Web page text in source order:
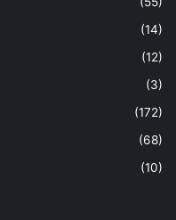
(14)
(12)
(3)
(172)
(68)
(10)